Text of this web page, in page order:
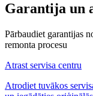
Garantija un
Pārbaudiet garantijas
remonta procesu
Atrast servisa centru
Atrodiet tuvākos